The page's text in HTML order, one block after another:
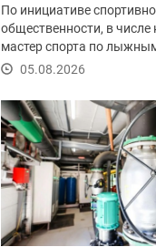
По инициативе
общественности, в числе
мастер спорта по
Павел Алексеевич
05.08.2026